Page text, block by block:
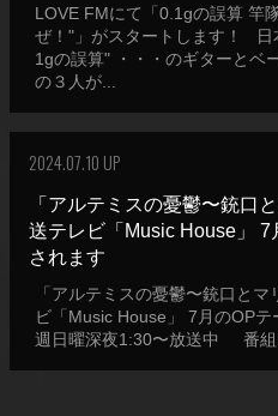
LOVE FMにて「0.1gの誤算 竿
ぜ！"」がスタートします！ 日
1gの誤算" ・・・のギターとベ
の３人が...
2024.07.10 UP
「アルテミスの憂鬱〜銃口
送テレビ「Music House」 7
されます
「アルテミスの憂鬱〜銃口と
ビ「Music House」 7月のOP
週日曜深夜1:30〜放送中 番組